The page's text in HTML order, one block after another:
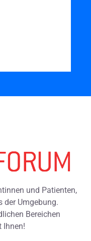
und Patienten,
der Umgebung.
Bereichen
Ihnen!